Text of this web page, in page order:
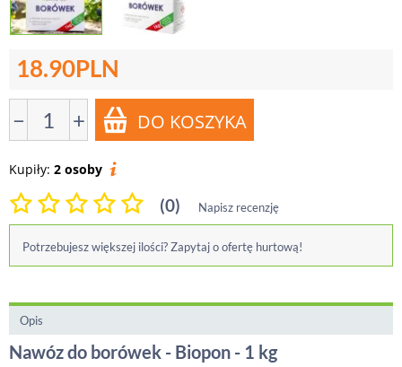
18.90PLN
− +
Kupiły: 2 osoby
(0) Napisz recenzję
Potrzebujesz większej ilości? Zapytaj o ofertę hurtową!
Opis
Nawóz do borówek - Biopon - 1 kg